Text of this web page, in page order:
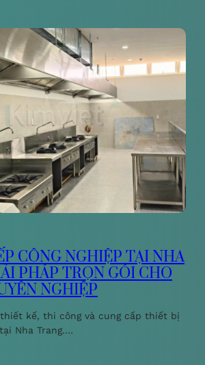
CÔNG NGHIỆP TẠI NHA
PHÁP TRỌN GÓI CHO
NGHIỆP
thiết kế, thi công và cung cấp thiết bị
Nha Trang.…